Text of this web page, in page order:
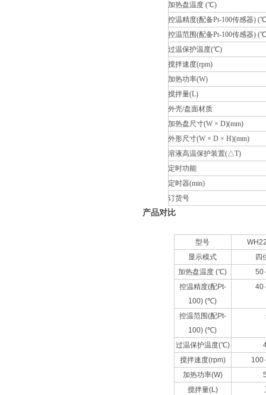
加热盘温度 (℃)
控温精度(配备Pt-100传感器)
控温范围(配备Pt-100传感器)
过温保护温度(℃)
搅拌速度(rpm)
加热功率(W)
搅拌量(L)
外壳/盘面材质
加热盘尺寸(W × D)(mm)
外形尺寸(W × D × H)(mm)
溶液高温保护装置(△T)
定时功能
定时器(min)
订货号
产品对比
型号
显示模式
四
加热盘温度 (℃)
50
控温精度(配Pt-
100) (℃)
40
控温范围(配Pt-
100) (℃)
过温保护温度(℃)
搅拌速度(rpm)
100
加热功率(W)
搅拌量(L)